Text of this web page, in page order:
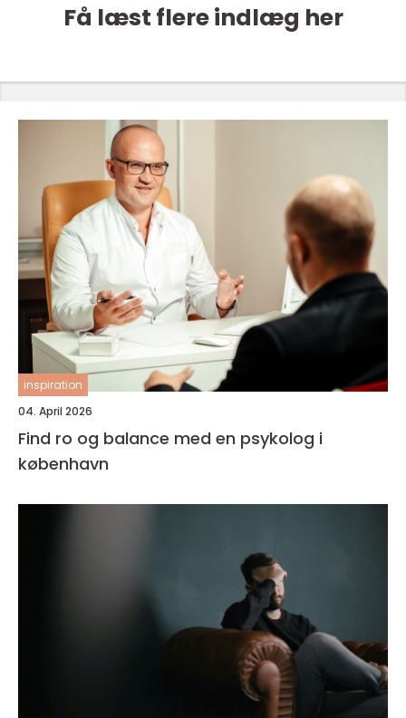
Få læst flere indlæg her
inspiration
04. April 2026
Find ro og balance med en psykolog i
københavn